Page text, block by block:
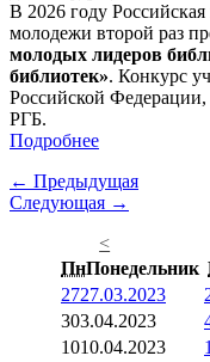
В 2026 году Российская
молодежи второй раз
молодых лидеров
библиотек». Конкурс
Российской
РГБ.
Подробнее
← Предыдущая
Следующая →
<
ПнПонедельник
2727.03.2023
303.04.2023
1010.04.2023